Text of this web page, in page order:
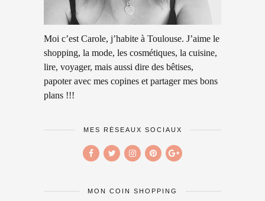
Moi c’est Carole, j’habite à Toulouse. J’aime le
shopping, la mode, les cosmétiques, la cuisine,
lire, voyager, mais aussi dire des bêtises,
papoter avec mes copines et partager mes bons
plans !!!
MES RÉSEAUX SOCIAUX
MON COIN SHOPPING